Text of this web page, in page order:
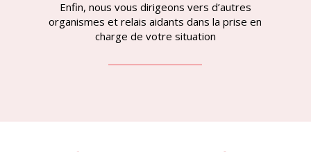
Enfin, nous vous dirigeons vers d’autres
organismes et relais aidants dans la prise en
charge de votre situation